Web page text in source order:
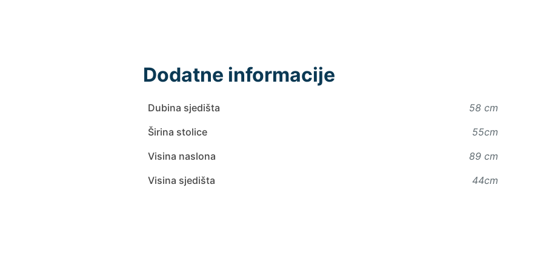
Dodatne informacije
Dubina sjedišta
58 cm
Širina stolice
55cm
Visina naslona
89 cm
Visina sjedišta
44cm